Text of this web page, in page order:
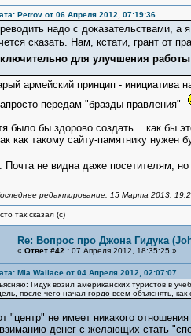
Petrov от 06 Апреля 2012, 07:19:36
надо с доказательствами,
сказать. Нам, кстати, грант от
для улучшения работы
армейский принцип - инициатива
передам "бразды правления"
было бы здорово создать ...как бы
как такому сайту-памятнику нужен
Почта не видна даже посетителям,
редактирование: 15 Марта 2013,
так сказал (с)
Re: Вопрос про Джона Гидука
« Ответ #42 :07 Апреля 2012, 18:35:25 »
Mia Wallace от 04 Апреля 2012, 02:07:07
Гидук возил американских туристов в
после чего начал гордо всем объяснять,
"центр" не имеет никакого
денег с желающих стать